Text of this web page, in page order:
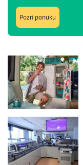
Pozri ponuku